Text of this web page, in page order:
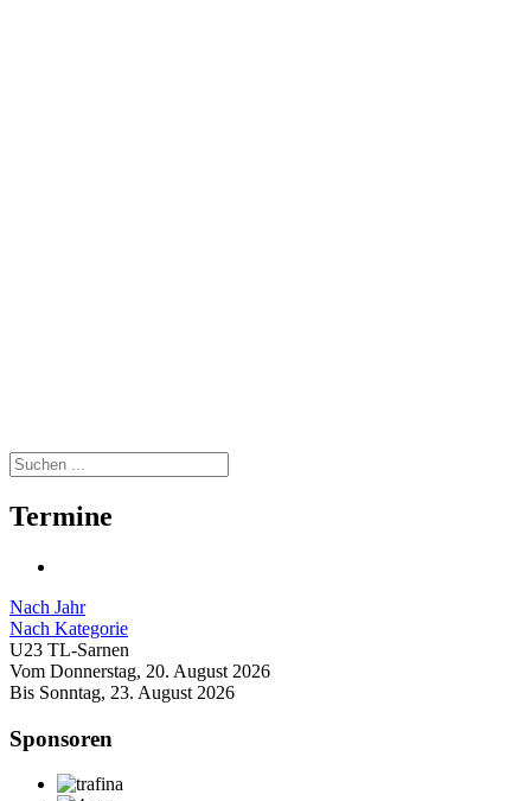
Termine
Nach Jahr
Nach Kategorie
U23 TL-Sarnen
Vom Donnerstag, 20. August 2026
Bis Sonntag, 23. August 2026
Sponsoren